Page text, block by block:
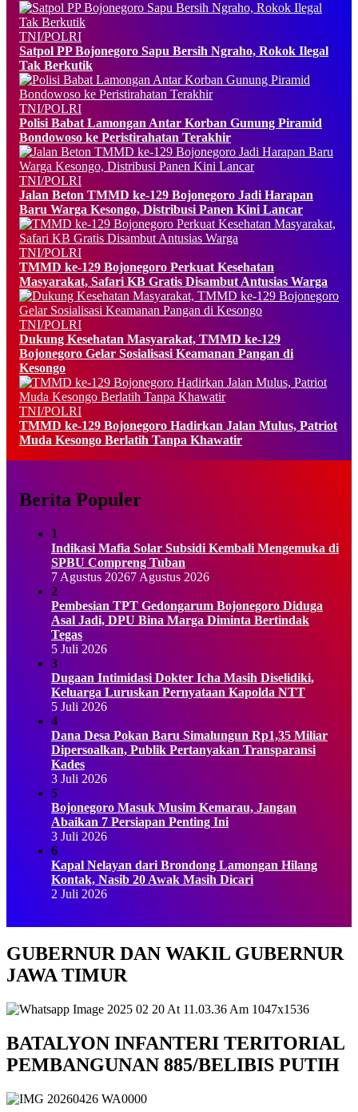
TNI/POLRI
Satpol PP Bojonegoro Sapu Bersih Ngraho, Rokok Ilegal
Tak Berkutik
TNI/POLRI
Polisi Babat Lamongan Antar Korban Gunung Piramid
Bondowoso ke Peristirahatan Terakhir
TNI/POLRI
Jalan Beton TMMD ke-129 Bojonegoro Jadi Harapan
Baru Warga Kesongo, Distribusi Panen Kini Lancar
TNI/POLRI
TMMD ke-129 Bojonegoro Perkuat Kesehatan
Masyarakat, Safari KB Gratis Disambut Antusias Warga
TNI/POLRI
Dukung Kesehatan Masyarakat, TMMD ke-129
Bojonegoro Gelar Sosialisasi Keamanan Pangan di
Kesongo
TNI/POLRI
TMMD ke-129 Bojonegoro Hadirkan Jalan Mulus, Patriot
Muda Kesongo Berlatih Tanpa Khawatir
Berita Populer
1
Indikasi Mafia Solar Subsidi Kembali Mengemuka di
SPBU Compreng Tuban
7 Agustus 20267 Agustus 2026
2
Pembesian TPT Gedongarum Bojonegoro Diduga
Asal Jadi, DPU Bina Marga Diminta Bertindak
Tegas
5 Juli 2026
3
Dugaan Intimidasi Dokter Icha Masih Diselidiki,
Keluarga Luruskan Pernyataan Kapolda NTT
5 Juli 2026
4
Dana Desa Pokan Baru Simalungun Rp1,35 Miliar
Dipersoalkan, Publik Pertanyakan Transparansi
Kades
3 Juli 2026
5
Bojonegoro Masuk Musim Kemarau, Jangan
Abaikan 7 Persiapan Penting Ini
3 Juli 2026
6
Kapal Nelayan dari Brondong Lamongan Hilang
Kontak, Nasib 20 Awak Masih Dicari
2 Juli 2026
GUBERNUR DAN WAKIL GUBERNUR
JAWA TIMUR
BATALYON INFANTERI TERITORIAL
PEMBANGUNAN 885/BELIBIS PUTIH